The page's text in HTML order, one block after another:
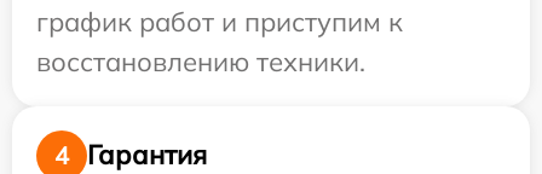
график работ и приступим к
восстановлению техники.
4
Гарантия